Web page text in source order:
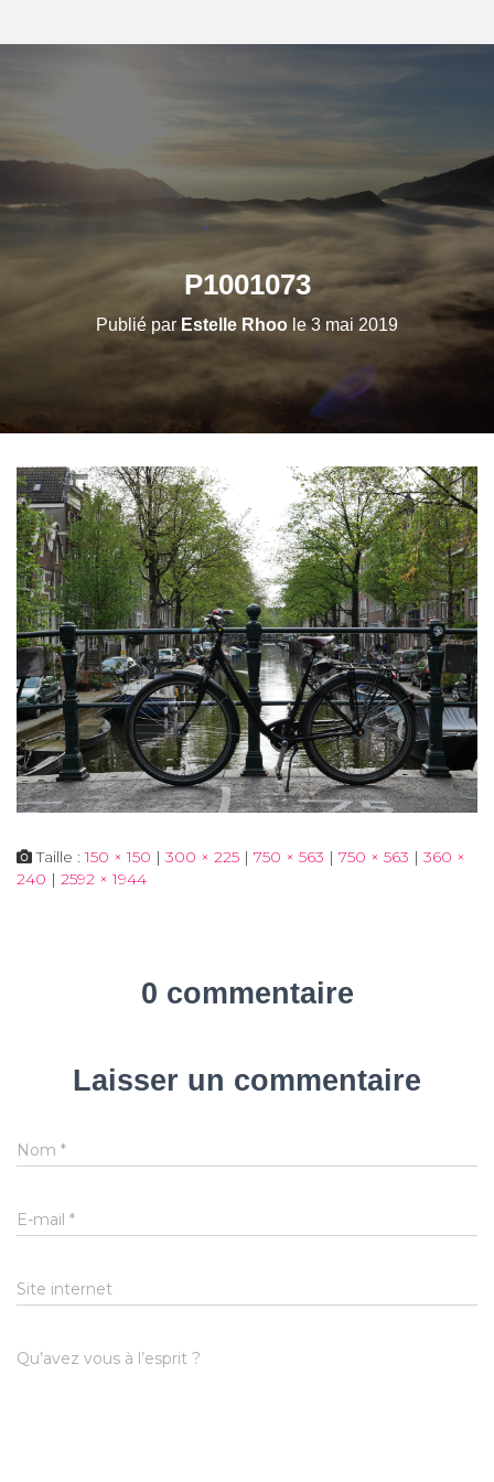
P1001073
Publié par Estelle Rhoo le3 mai 2019
Taille :150 × 150 | 300 × 225 | 750 × 563 | 750 × 563 | 360 ×
240 | 2592 × 1944
0 commentaire
Laisser un commentaire
Nom *
E-mail *
Site internet
Qu’avez vous à l’esprit ?